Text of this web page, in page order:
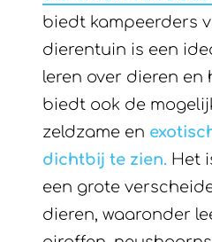
biedt ook de
zeldzame en
dichtbij te zien.
Het
een grote
dieren, waaronder
giraffen,
Biopark
zijn ook
flamingo’s en
waardoor het een